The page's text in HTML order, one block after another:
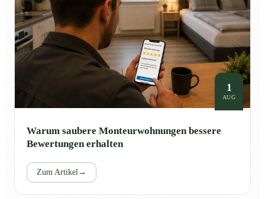
1
AUG
Warum saubere Monteurwohnungen bessere
Bewertungen erhalten
Zum Artikel →